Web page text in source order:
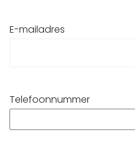
E-mailadres
Telefoonnummer